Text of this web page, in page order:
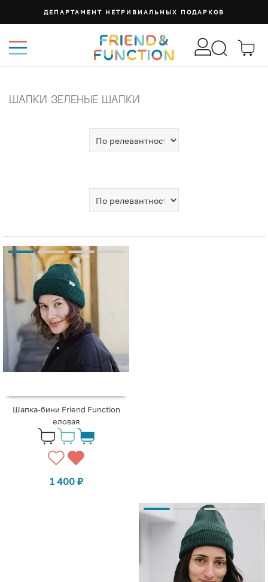
ДЕПАРТАМЕНТ НЕТРИВИАЛЬНЫХ ПОДАРКОВ
ШАПКИ ЗЕЛЕНЫЕ ШАПКИ
Шапка-бини Friend Function
еловая
1 400 ₽